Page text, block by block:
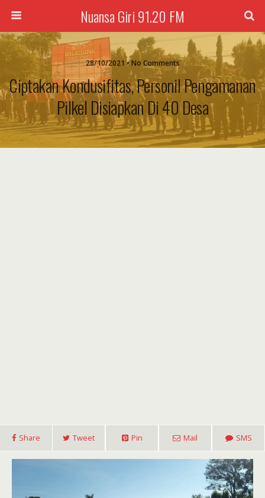
Nuansa Giri 91.20 FM
28/10/2021 • No Comments
Ciptakan Kondusifitas, Personil Pengamanan
Pilkel Disiapkan Di 40 Desa
Share Tweet Pin Mail SMS